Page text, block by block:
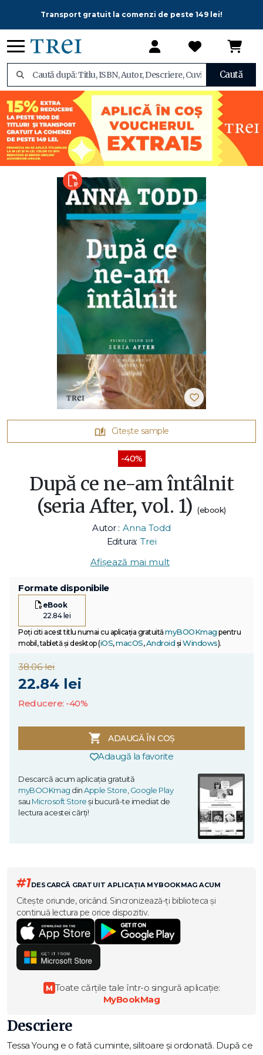
Transport gratuit la comenzi de peste 149 lei!
Caută
Citește sample
-40%
După ce ne-am întâlnit
(seria After, vol. 1)(ebook)
Autor : Anna Todd
Editura: Trei
Afișează mai mult
Formate disponibile
eBook
22.84 lei
Poți citi acest titlu numai cu aplicația gratuitămyBOOKmag pentru
mobil, tabletă și desktop (iOS,macOS,Android și Windows).
38.06 lei
22.84 lei
Reducere: -40%
ADAUGĂ ÎN COȘ
Adaugă la favorite
Descarcă acum aplicația gratuită
myBOOKmag dinApple Store,Google Play
sau Microsoft Storeși bucură-te imediat de
lectura acestei cărți!
#1DESCARCĂ GRATUIT APLICAȚIA MYBOOKMAG ACUM
Citește oriunde, oricând. Sincronizează-ți biblioteca și
continuă lectura pe orice dispozitiv.
M Toate cărțile tale într-o singură aplicație:
MyBookMag
Descriere
Tessa Young e o fată cuminte, silitoare şi ordonată. După ce